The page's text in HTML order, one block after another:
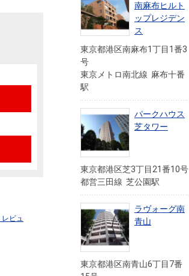
ビュ
南麻布ヒルト
ップレジデン
ス
東京都港区南麻布1丁目1番3
号
東京メトロ南北線 麻布十番
駅
パークハウス
芝タワー
東京都港区芝3丁目21番10号
都営三田線 芝公園駅
ラヴォーグ南
青山
東京都港区南青山6丁目7番